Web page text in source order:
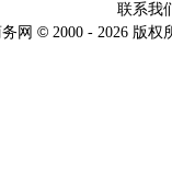
联系我
网 © 2000 - 2026 版权